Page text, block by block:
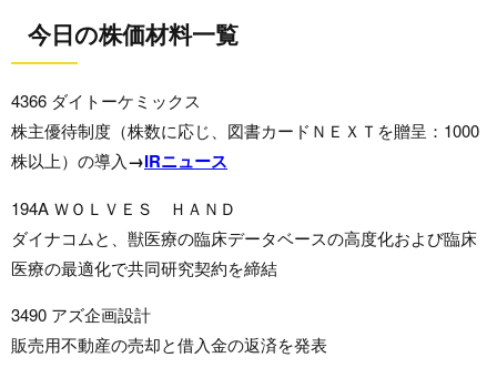
今日の株価材料一覧
4366 ダイトーケミックス
株主優待制度（株数に応じ、図書カードＮＥＸＴを贈呈：1000
株以上）の導入→IRニュース
194A ＷＯＬＶＥＳ ＨＡＮＤ
ダイナコムと、獣医療の臨床データベースの高度化および臨床
医療の最適化で共同研究契約を締結
3490 アズ企画設計
販売用不動産の売却と借入金の返済を発表